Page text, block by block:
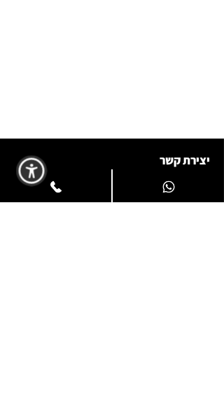
יצירת קשר
052-3160151